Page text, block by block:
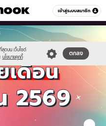
เข้าสู่ระบบสมาชิก
หมวดอื่นๆ
สุดบน เว็บไซต์
นโยบายคุกกี้
ตกลง